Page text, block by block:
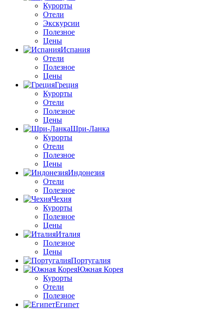
Курорты
Отели
Экскурсии
Полезное
Цены
Испания
Отели
Полезное
Цены
Греция
Курорты
Отели
Полезное
Цены
Шри-Ланка
Курорты
Отели
Полезное
Цены
Индонезия
Отели
Полезное
Чехия
Курорты
Полезное
Цены
Италия
Полезное
Цены
Португалия
Южная Корея
Курорты
Отели
Полезное
Египет